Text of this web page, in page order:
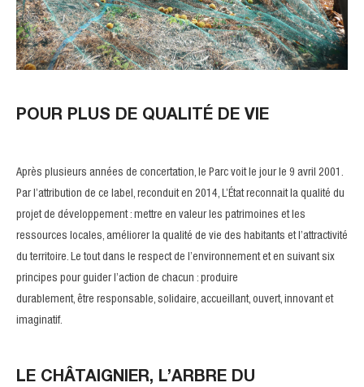
POUR PLUS DE QUALITÉ DE VIE
Après plusieurs années de concertation, le Parc voit le jour le 9 avril 2001.
Par l’attribution de ce label, reconduit en 2014, L’État reconnait la qualité du
projet de développement : mettre en valeur les patrimoines et les
ressources locales, améliorer la qualité de vie des habitants et l’attractivité
du territoire. Le tout dans le respect de l’environnement et en suivant six
principes pour guider l’action de chacun : produire
durablement, être responsable, solidaire, accueillant, ouvert, innovant et
imaginatif.
LE CHÂTAIGNIER, L’ARBRE DU